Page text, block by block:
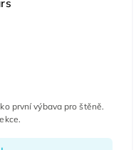
první výbava pro štěně.